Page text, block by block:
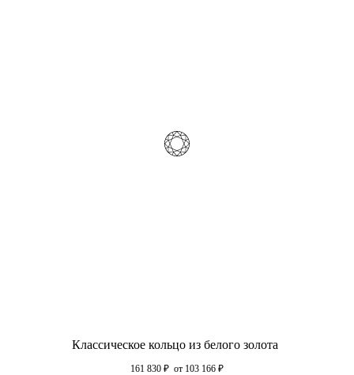
Классическое кольцо из белого золота
161 830 ₽ от 103 166 ₽